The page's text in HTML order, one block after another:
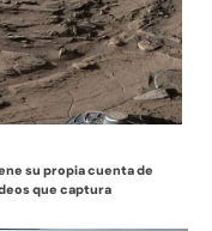
su propia cuenta de
que captura